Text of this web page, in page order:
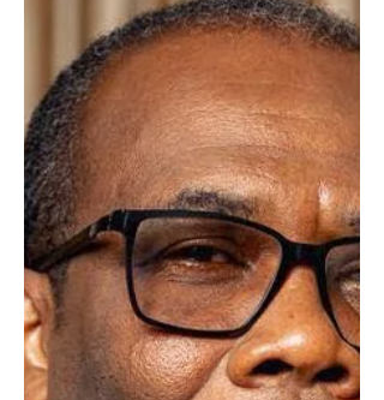
toutefois les 30 %. Haïti figure
désormais parmi les pays de la région
les moins financés par le crédit
bancaire, avec seulement 5 % du PIB
soutenu par les prêts, contre une
moyenne d’environ 45 % dans la
Caraïbe.